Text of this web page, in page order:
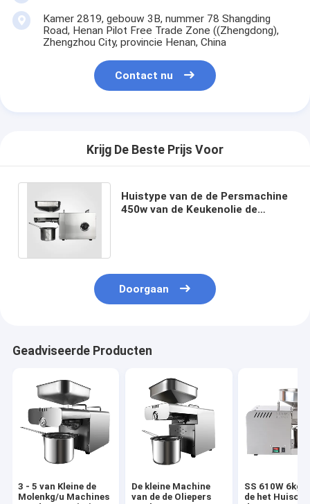
Kamer 2819, gebouw 3B, nummer 78 Shangding
Road, Henan Pilot Free Trade Zone ((Zhengdong),
Zhengzhou City, provincie Henan, China
Contact nu
Krijg De Beste Prijs Voor
Huistype van de de Persmachine
450w van de Keukenolie de
Doorgaan
Geadviseerde Producten
3 - 5 van Kleine de
Molenkg/u Machines
De kleine Machine
van de de Oliepers
SS 610W 6kg/
de het